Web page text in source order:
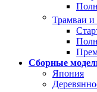
Трамваи и
Сборные
Япония